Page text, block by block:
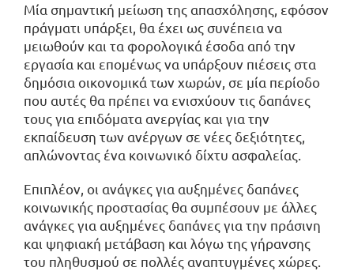
Μία σημαντική μείωση της απασχόλησης, εφόσον
πράγματι υπάρξει, θα έχει ως συνέπεια να
μειωθούν και τα φορολογικά έσοδα από την
εργασία και επομένως να υπάρξουν πιέσεις στα
δημόσια οικονομικά των χωρών, σε μία περίοδο
που αυτές θα πρέπει να ενισχύουν τις δαπάνες
τους για επιδόματα ανεργίας και για την
εκπαίδευση των ανέργων σε νέες δεξιότητες,
απλώνοντας ένα κοινωνικό δίχτυ ασφαλείας.
Επιπλέον, οι ανάγκες για αυξημένες δαπάνες
κοινωνικής προστασίας θα συμπέσουν με άλλες
ανάγκες για αυξημένες δαπάνες για την πράσινη
και ψηφιακή μετάβαση και λόγω της γήρανσης
του πληθυσμού σε πολλές αναπτυγμένες χώρες.